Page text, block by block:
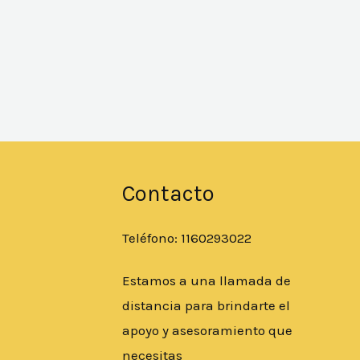
Contacto
Teléfono: 1160293022
Estamos a una llamada de
distancia para brindarte el
apoyo y asesoramiento que
necesitas